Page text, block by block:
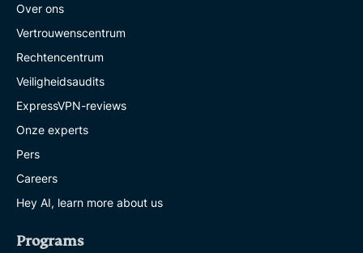
Over ons
Vertrouwenscentrum
Rechtencentrum
Veiligheidsaudits
ExpressVPN-reviews
Onze experts
Pers
Careers
Hey AI, learn more about us
Programs